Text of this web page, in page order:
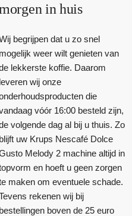
in huis
begrijpen dat u zo snel
mogelijk weer wilt genieten van
lekkerste koffie. Daarom
leveren wij onze
die
vóór 16:00 besteld zijn,
volgende dag al bij u thuis. Zo
blijft uw Krups Nescafé Dolce
Melody 2 machine altijd in
en hoeft u geen zorgen
maken om eventuele schade.
rekenen wij bij
bestellingen boven de 25 euro